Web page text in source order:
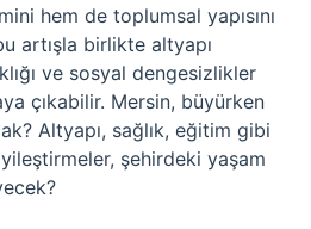
hem de toplumsal yapısını
artışla birlikte altyapı
ve sosyal dengesizlikler
çıkabilir. Mersin, büyürken
Altyapı, sağlık, eğitim gibi
şehirdeki yaşam